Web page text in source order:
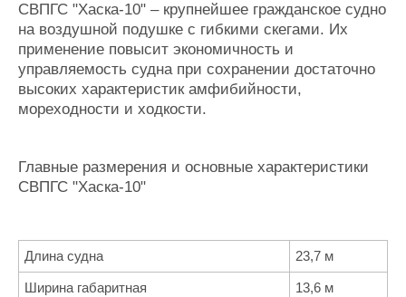
СВПГС "Хаска-10" – крупнейшее гражданское судно
на воздушной подушке с гибкими скегами. Их
применение повысит экономичность и
управляемость судна при сохранении достаточно
высоких характеристик амфибийности,
мореходности и ходкости.
Главные размерения и основные характеристики
СВПГС "Хаска-10"
Длина судна 23,7 м
Ширина габаритная 13,6 м